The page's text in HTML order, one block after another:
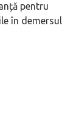
pentru
în demersul